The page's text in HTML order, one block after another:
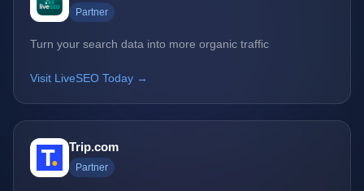
Partner
Turn your search data into more organic traffic
Visit LiveSEO Today →
Trip.com
Partner